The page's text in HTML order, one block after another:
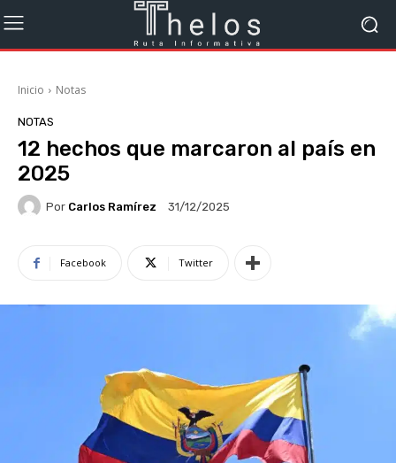
Inicio Notas
NOTAS
12 hechos que marcaron al país en
2025
Por Carlos Ramírez 31/12/2025
Facebook Twitter